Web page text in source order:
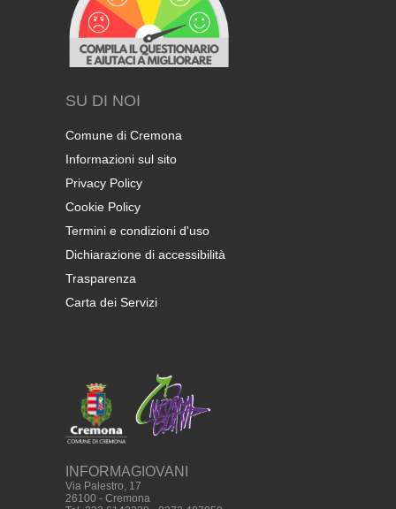
SU DI NOI
Comune di Cremona
Informazioni sul sito
Privacy Policy
Cookie Policy
Termini e condizioni d'uso
Dichiarazione di accessibilità
Trasparenza
Carta dei Servizi
INFORMAGIOVANI
Via Palestro, 17
26100 - Cremona